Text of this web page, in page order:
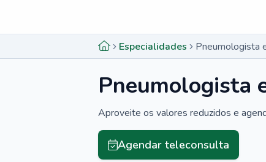
Especialidades Pneumologista
Pneumologista
Aproveite os valores reduzidos e
Agendar teleconsulta